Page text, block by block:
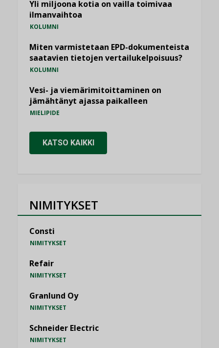
Yli miljoona kotia on vailla toimivaa
ilmanvaihtoa
KOLUMNI
Miten varmistetaan EPD-dokumenteista
saatavien tietojen vertailukelpoisuus?
KOLUMNI
Vesi- ja viemärimitoittaminen on
jämähtänyt ajassa paikalleen
MIELIPIDE
KATSO KAIKKI
NIMITYKSET
Consti
NIMITYKSET
Refair
NIMITYKSET
Granlund Oy
NIMITYKSET
Schneider Electric
NIMITYKSET